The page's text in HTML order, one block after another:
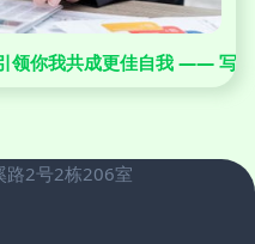
领你我共成更佳自我 —— 写
路2号2栋206室